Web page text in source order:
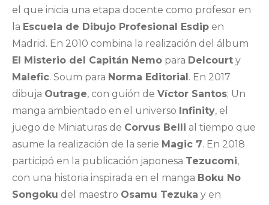
el que inicia una etapa docente como profesor en
la Escuela de Dibujo Profesional Esdip en
Madrid. En 2010 combina la realización del álbum
El Misterio del Capitán Nemo para Delcourt y
Malefic. Soum para Norma Editorial . En 2017
dibuja Outrage, con guión de Víctor Santos; Un
manga ambientado en el universo Infinity, el
juego de Miniaturas de Corvus Belli al tiempo que
asume la realización de la serie Magic 7. En 2018
participó en la publicación japonesa Tezucomi,
con una historia inspirada en el manga Boku No
Songoku del maestro Osamu Tezuka y en